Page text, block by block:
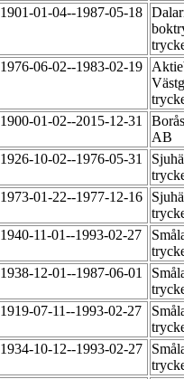
1901-01-04--1987-05-18
1976-06-02--1983-02-19
1900-01-02--2015-12-31
AB
1926-10-02--1976-05-31
1973-01-22--1977-12-16
1940-11-01--1993-02-27
1938-12-01--1987-06-01
1919-07-11--1993-02-27
1934-10-12--1993-02-27